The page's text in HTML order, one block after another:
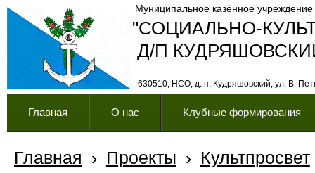
"СОЦИАЛЬНО-
630510, НСО, д. п. Кудряшовский, ул. В.
Муниципальное казённое учреждение
Д/П
Главная О нас Клубные формирования
Главная › Проекты › Культпросвет